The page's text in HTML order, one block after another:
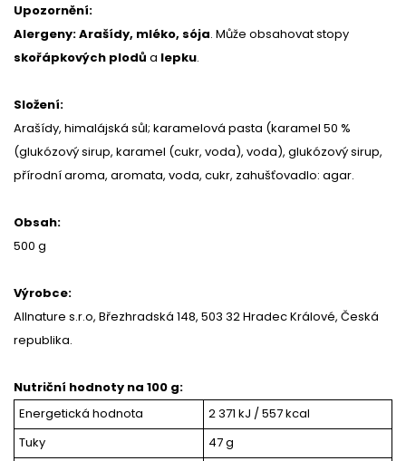
Upozornění:
Alergeny: Arašídy, mléko, sója. Může obsahovat stopy
skořápkových plodů a lepku.
Složení:
Arašídy, himalájská sůl; karamelová pasta (karamel 50 %
(glukózový sirup, karamel (cukr, voda), voda), glukózový sirup,
přírodní aroma, aromata, voda, cukr, zahušťovadlo: agar.
Obsah:
500 g
Výrobce:
Allnature s.r.o, Březhradská 148, 503 32 Hradec Králové, Česká
republika.
Nutriční hodnoty na 100 g:
Energetická hodnota
2 371 kJ / 557 kcal
Tuky
47 g